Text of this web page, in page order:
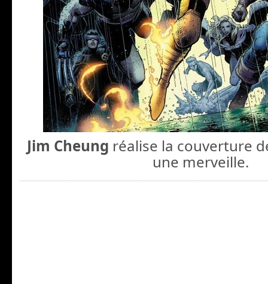
Jim Cheung réalise la couverture
une merveille.